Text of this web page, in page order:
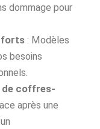
dommage pour
forts : Modèles
besoins
de coffres-
après une